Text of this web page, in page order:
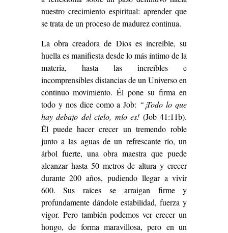
nuestro crecimiento espiritual: aprender que
se trata de un proceso de madurez continua.
La obra creadora de Dios es increíble, su
huella es manifiesta desde lo más íntimo de la
materia, hasta las increíbles e
incomprensibles distancias de un Universo en
continuo movimiento. Él pone su firma en
todo y nos dice como a Job: “¡Todo lo que
hay debajo del cielo, mío es! (Job 41:11b).
Él puede hacer crecer un tremendo roble
junto a las aguas de un refrescante río, un
árbol fuerte, una obra maestra que puede
alcanzar hasta 50 metros de altura y crecer
durante 200 años, pudiendo llegar a vivir
600. Sus raíces se arraigan firme y
profundamente dándole estabilidad, fuerza y
vigor. Pero también podemos ver crecer un
hongo, de forma maravillosa, pero en un